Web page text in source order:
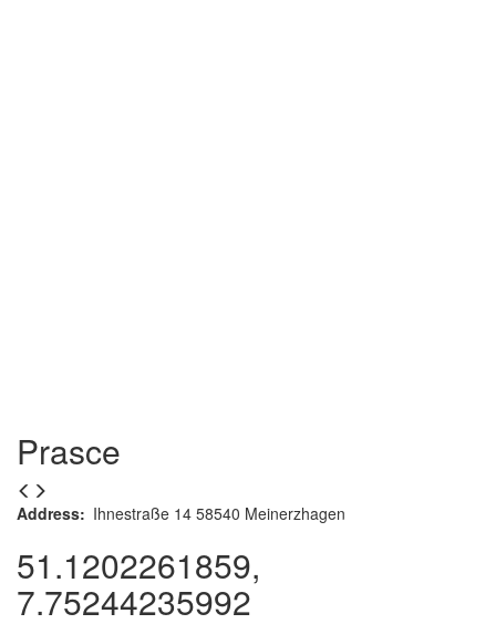
Prasce
Address Ihnestraße 14 58540 Meinerzhagen
51.1202261859,
7.75244235992